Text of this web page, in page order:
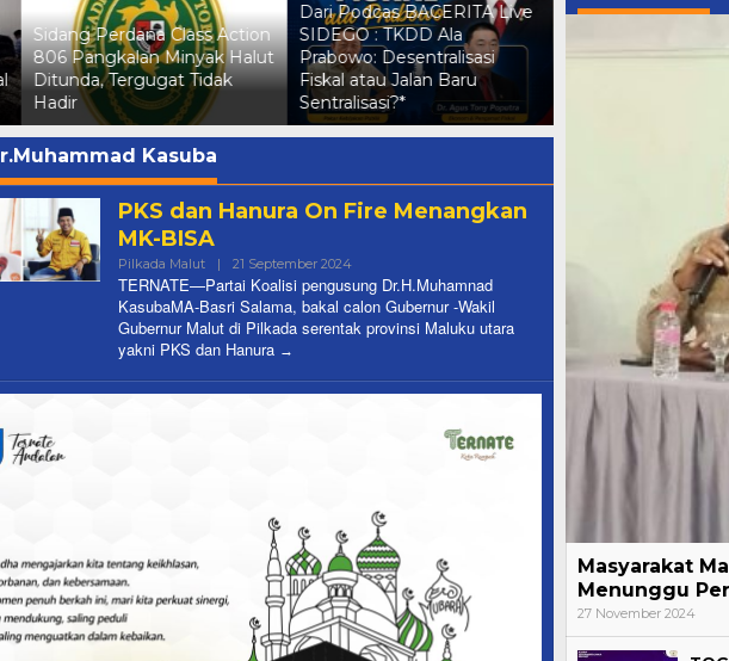
Dari Podcas BACERITA Live
SIDEGO : TKDD Ala
Prabowo: Desentralisasi
Fiskal atau Jalan Baru
Sentralisasi?*
Tak Taat Perjanjian Damai,
Korban KDRT Kembali
Tuntut Proses Hukum Tegas
Penetapan
Kasuba
PKS dan Hanura On Fire Menangkan
MK-BISA
Pilkada Malut | 21 September 2024Oleh
Redaksi
TERNATE—Partai Koalisi pengusung Dr.H.Muhamnad
KasubaMA-Basri Salama, bakal calon Gubernur -Wakil
Gubernur Malut di Pilkada serentak provinsi Maluku utara
yakni PKS dan Hanura
Masyarakat
Menunggu
27 November 2024